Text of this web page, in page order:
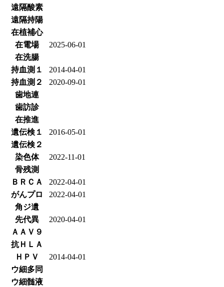
遠隔酸素
遠隔持陽
在植補心
在電場
2025-06-01
在洗腸
持血測１
2014-04-01
持血測２
2020-09-01
歯地連
歯訪診
在推進
遺伝検１
2016-05-01
遺伝検２
染色体
2022-11-01
骨残測
ＢＲＣＡ
2022-04-01
がんプロ
2022-04-01
角ジ遺
先代異
2020-04-01
ＡＡＶ９
抗ＨＬＡ
ＨＰＶ
2014-04-01
ウ細多同
ウ細髄液